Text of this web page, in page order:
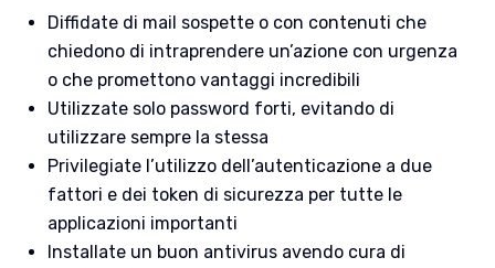
Diffidate di mail sospette o con contenuti che
chiedono di intraprendere un’azione con urgenza
o che promettono vantaggi incredibili
Utilizzate solo password forti, evitando di
utilizzare sempre la stessa
Privilegiate l’utilizzo dell’autenticazione a due
fattori e dei token di sicurezza per tutte le
applicazioni importanti
Installate un buon antivirus avendo cura di